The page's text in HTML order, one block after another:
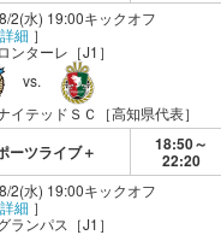
8/2(水) 19:00キックオフ
細 ］
ンターレ ［J1］
vs.
イテッドＳＣ
［高知県代表］
ーツライブ＋ 18:50～
22:20
8/2(水) 19:00キックオフ
細 ］
ランパス ［J1］